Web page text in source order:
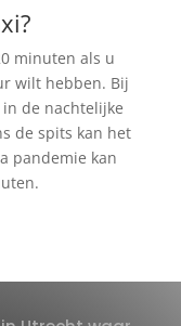
minuten als u
wilt hebben. Bij
de nachtelijke
de spits kan het
pandemie kan